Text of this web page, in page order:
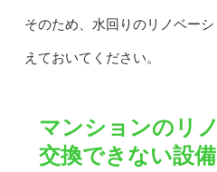
そのため、水回りのリノベー
えておいてください。
マンションのリ
交換できない設備